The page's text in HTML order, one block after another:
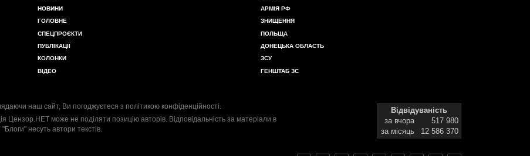
НОВИНИ
ГОЛОВНЕ
СПЕЦПРОЄКТИ
ПУБЛІКАЦІЇ
КОЛОНКИ
ВІДЕО
АРМІЯ РФ
ЗНИЩЕННЯ
ПОЛЬЩА
ДОНЕЦЬКА ОБЛАСТЬ
ЗСУ
ГЕНШТАБ ЗС
наш сайт, Ви погоджуєтеся з політикою конфіденційності.
Цензор.НЕТ може не поділяти позицію авторів. Відповідальність за матеріали в
"Блоги" несуть автори текстів.
Відвідуваність
за вчора
517 980
за місяць
12 586 370